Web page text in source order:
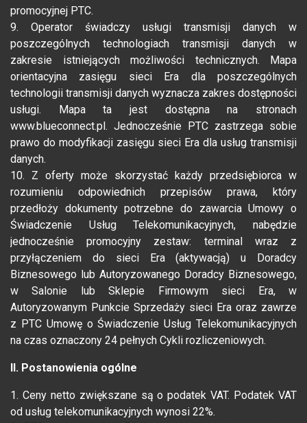
promocyjnej PTC.
9. Operator świadczy usługi transmisji danych w
poszczególnych technologiach transmisji danych w
zakresie istniejących możliwości technicznych. Mapa
orientacyjna zasięgu sieci Era dla poszczególnych
technologii transmisji danych wyznacza zakres dostępności
usługi. Mapa ta jest dostępna na stronach
www.blueconnect.pl. Jednocześnie PTC zastrzega sobie
prawo do modyfikacji zasięgu sieci Era dla usług transmisji
danych.
10. Z oferty może skorzystać każdy przedsiębiorca w
rozumieniu odpowiednich przepisów prawa, który
przedłoży dokumenty potrzebne do zawarcia Umowy o
Świadczenie Usług Telekomunikacyjnych, nabędzie
jednocześnie promocyjny zestaw: terminal wraz z
przyłączeniem do sieci Era (aktywacją) u Doradcy
Biznesowego lub Autoryzowanego Doradcy Biznesowego,
w Salonie lub Sklepie Firmowym sieci Era, w
Autoryzowanym Punkcie Sprzedaży sieci Era oraz zawrze
z PTC Umowę o Świadczenie Usług Telekomunikacyjnych
na czas oznaczony 24 pełnych Cykli rozliczeniowych.
II. Postanowienia ogólne
1. Ceny netto zwiększane są o podatek VAT. Podatek VAT
od usług telekomunikacyjnych wynosi 22%.